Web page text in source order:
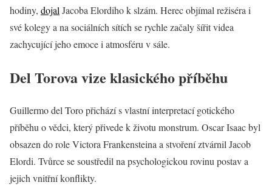
hodiny, dojal Jacoba Elordiho k slzám. Herec objímal režiséra i
své kolegy a na sociálních sítích se rychle začaly šířit videa
zachycující jeho emoce i atmosféru v sále.
Del Torova vize klasického příběhu
Guillermo del Toro přichází s vlastní interpretací gotického
příběhu o vědci, který přivede k životu monstrum. Oscar Isaac byl
obsazen do role Victora Frankensteina a stvoření ztvárnil Jacob
Elordi. Tvůrce se soustředil na psychologickou rovinu postav a
jejich vnitřní konflikty.